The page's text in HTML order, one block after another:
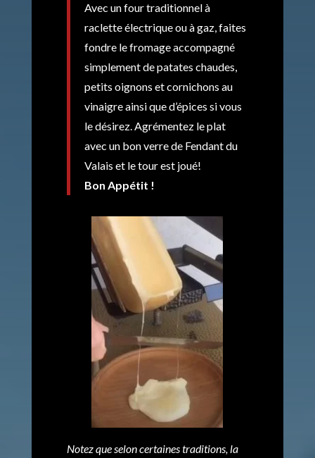
Avec un four traditionnel à
raclette électrique ou à gaz, faites
fondre le fromage accompagné
simplement de patates chaudes,
petits oignons et cornichons au
vinaigre ainsi que d’épices si vous
le désirez. Agrémentez le plat
avec un bon verre de Fendant du
Valais et le tour est joué!
Bon Appétit !
Notez que selon certaines traditions, la